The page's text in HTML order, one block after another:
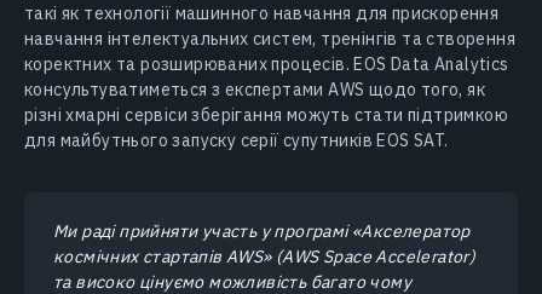
такі як технології машинного навчання для прискорення
навчання інтелектуальних систем, тренінгів та створення
коректних та розширюваних процесів. EOS Data Analytics
консультуватиметься з експертами AWS щодо того, як
різні хмарні сервіси зберігання можуть стати підтримкою
для майбутнього запуску серії супутників EOS SAT.
Ми раді прийняти участь у програмі «Акселератор
космічних стартапів AWS» (AWS Space Accelerator)
та високо цінуємо можливість багато чому